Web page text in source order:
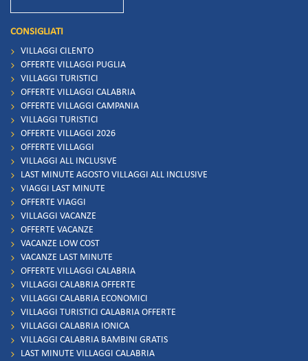
CONSIGLIATI
VILLAGGI CILENTO
OFFERTE VILLAGGI PUGLIA
VILLAGGI TURISTICI
OFFERTE VILLAGGI CALABRIA
OFFERTE VILLAGGI CAMPANIA
VILLAGGI TURISTICI
OFFERTE VILLAGGI 2026
OFFERTE VILLAGGI
VILLAGGI ALL INCLUSIVE
LAST MINUTE AGOSTO VILLAGGI ALL INCLUSIVE
VIAGGI LAST MINUTE
OFFERTE VIAGGI
VILLAGGI VACANZE
OFFERTE VACANZE
VACANZE LOW COST
VACANZE LAST MINUTE
OFFERTE VILLAGGI CALABRIA
VILLAGGI CALABRIA OFFERTE
VILLAGGI CALABRIA ECONOMICI
VILLAGGI TURISTICI CALABRIA OFFERTE
VILLAGGI CALABRIA IONICA
VILLAGGI CALABRIA BAMBINI GRATIS
LAST MINUTE VILLAGGI CALABRIA